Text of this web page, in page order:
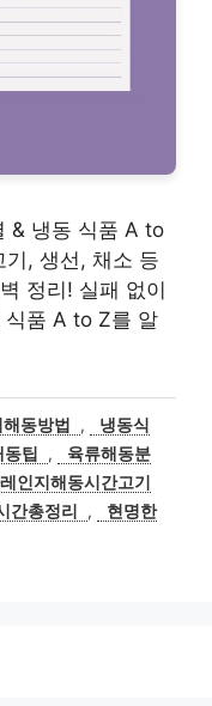
& 냉동 식품 A to
, 생선, 채소 등
정리! 실패 없이
식품 A to Z를 알
동방법 ,
냉동식
팁 ,
육류해동분
인지해동시간고기
간총정리 ,
현명한